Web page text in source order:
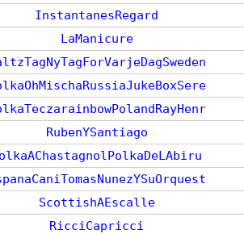
InstantanesRegard
LaManicure
RubenYSantiago
ScottishAEscalle
RicciCapricci